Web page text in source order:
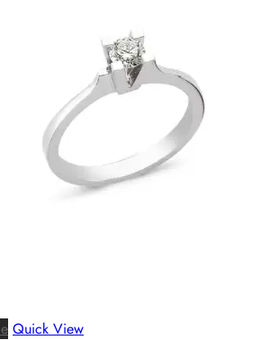
Quick View